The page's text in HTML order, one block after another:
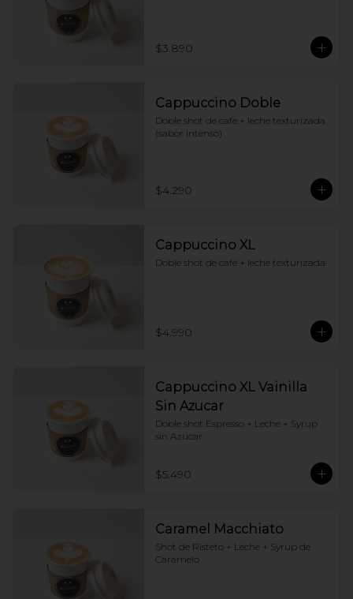
$3.890
Cappuccino Doble
Doble shot de cafe + leche texturizada
(sabor intenso)
$4.290
Cappuccino XL
Doble shot de café + leche texturizada
$4.990
Cappuccino XL Vainilla
Sin Azucar
Doble shot Espresso + Leche + Syrup
sin Azucar
$5.490
Caramel Macchiato
Shot de Risteto + Leche + Syrup de
Caramelo